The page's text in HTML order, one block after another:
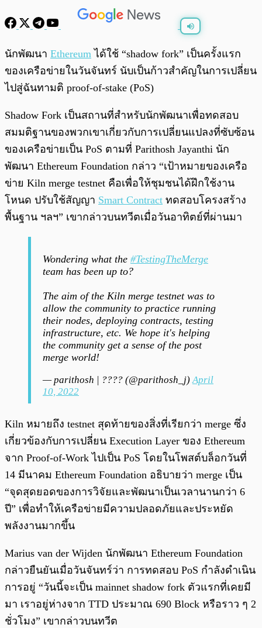
/
นักพัฒนา Ethereum ได้ใช้ “shadow fork” เป็นครั้งแรก
ของเครือข่ายในวันจันทร์ นับเป็นก้าวสำคัญในการเปลี่ยน
ไปสู่ฉันทามติ proof-of-stake (PoS)
Shadow Fork เป็นสถานที่สำหรับนักพัฒนาเพื่อทดสอบ
สมมติฐานของพวกเขาเกี่ยวกับการเปลี่ยนแปลงที่ซับซ้อน
ของเครือข่ายเป็น PoS ตามที่ Parithosh Jayanthi นัก
พัฒนา Ethereum Foundation กล่าว “เป้าหมายของเครือ
ข่าย Kiln merge testnet คือเพื่อให้ชุมชนได้ฝึกใช้งาน
โหนด ปรับใช้สัญญา Smart Contract ทดสอบโครงสร้าง
พื้นฐาน ฯลฯ” เขากล่าวบนทวีตเมื่อวันอาทิตย์ที่ผ่านมา
Wondering what the #TestingTheMerge
team has been up to?
The aim of the Kiln merge testnet was to
allow the community to practice running
their nodes, deploying contracts, testing
infrastructure, etc. We hope it's helping
the community get a sense of the post
merge world!
— parithosh | ???? (@parithosh_j)April
10, 2022
Kiln หมายถึง testnet สุดท้ายของสิ่งที่เรียกว่า merge ซึ่ง
เกี่ยวข้องกับการเปลี่ยน Execution Layer ของ Ethereum
จาก Proof-of-Work ไปเป็น PoS โดยในโพสต์บล็อกวันที่
14 มีนาคม Ethereum Foundation อธิบายว่า merge เป็น
“จุดสุดยอดของการวิจัยและพัฒนาเป็นเวลานานกว่า 6
ปี” เพื่อทำให้เครือข่ายมีความปลอดภัยและประหยัด
พลังงานมากขึ้น
Marius van der Wijden นักพัฒนา Ethereum Foundation
กล่าวยืนยันเมื่อวันจันทร์ว่า การทดสอบ PoS กำลังดำเนิน
การอยู่ “วันนี้จะเป็น mainnet shadow fork ตัวแรกที่เคยมี
มา เราอยู่ห่างจาก TTD ประมาณ 690 Block หรือราว ๆ 2
ชั่วโมง” เขากล่าวบนทวีต